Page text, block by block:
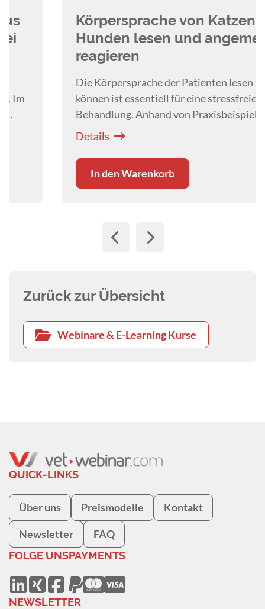
Körpersprache von Katzen und
Hunden lesen und angemessen
reagieren
Die Körpersprache der Patienten lesen zu
können ist essentiell für eine stressfreie
Behandlung. Anhand von Praxisbeispielen
lernen Sie von Dr.
Daniela Zurr
Schritte planen und anpassen können.
In den Warenkorb
Zurück zur Übersicht
Webinare & E-Learning Kurse
QUICK-LINKS
Über uns Preismodelle Kontakt
Newsletter FAQ
FOLGE UNSPAYMENTS
NEWSLETTER